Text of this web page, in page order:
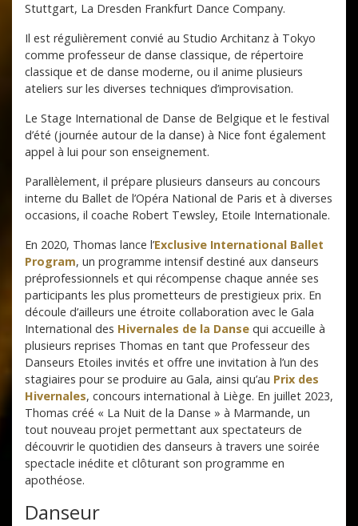
Stuttgart, La Dresden Frankfurt Dance Company.
Il est régulièrement convié au Studio Architanz à Tokyo
comme professeur de danse classique, de répertoire
classique et de danse moderne, ou il anime plusieurs
ateliers sur les diverses techniques d’improvisation.
Le Stage International de Danse de Belgique et le festival
d’été (journée autour de la danse) à Nice font également
appel à lui pour son enseignement.
Parallèlement, il prépare plusieurs danseurs au concours
interne du Ballet de l’Opéra National de Paris et à diverses
occasions, il coache Robert Tewsley, Etoile Internationale.
En 2020, Thomas lance l’Exclusive International Ballet
Program, un programme intensif destiné aux danseurs
préprofessionnels et qui récompense chaque année ses
participants les plus prometteurs de prestigieux prix. En
découle d’ailleurs une étroite collaboration avec le Gala
International des Hivernales de la Danse qui accueille à
plusieurs reprises Thomas en tant que Professeur des
Danseurs Etoiles invités et offre une invitation à l’un des
stagiaires pour se produire au Gala, ainsi qu’au Prix des
Hivernales, concours international à Liège. En juillet 2023,
Thomas créé « La Nuit de la Danse » à Marmande, un
tout nouveau projet permettant aux spectateurs de
découvrir le quotidien des danseurs à travers une soirée
spectacle inédite et clôturant son programme en
apothéose.
Danseur